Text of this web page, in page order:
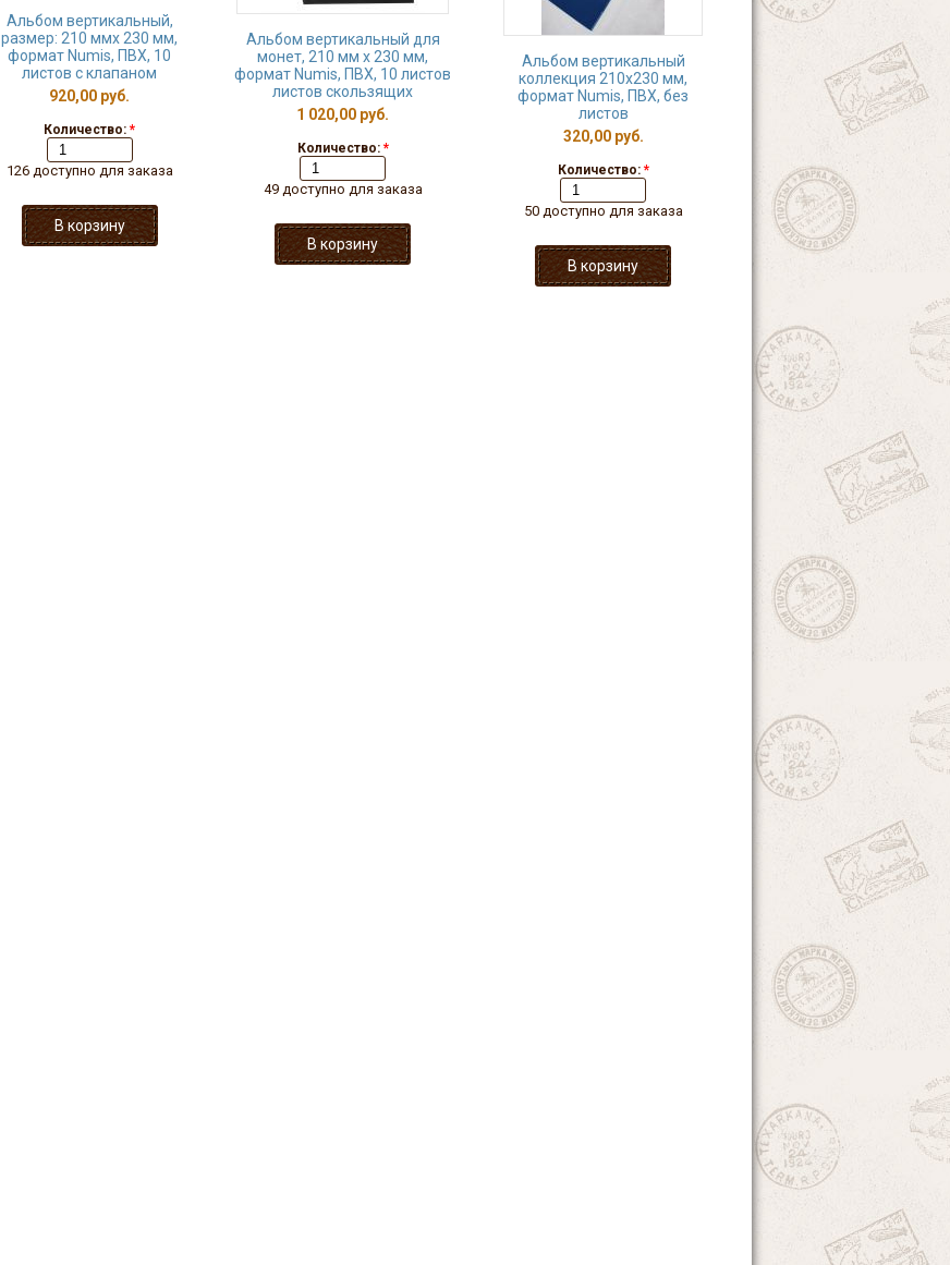
Альбом вертикальный,
размер: 210 ммx 230 мм,
формат Numis, ПВХ, 10
листов с клапаном
920,00 руб.
Количество: *
126 доступно для заказа
Альбом вертикальный для
монет, 210 мм x 230 мм,
формат Numis, ПВХ, 10 листов
листов скользящих
1 020,00 руб.
Количество: *
49 доступно для заказа
Альбом вертикальный
коллекция 210x230 мм,
формат Numis, ПВХ, без
листов
320,00 руб.
Количество: *
50 доступно для заказа